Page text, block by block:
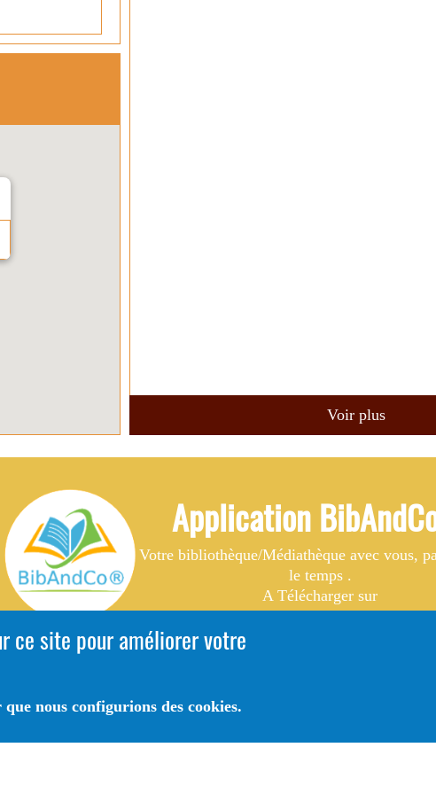
Voir plus
Application
Votre bibliothèque/Médiathèque avec vous,
le temps .
A Télécharger sur
ce site pour améliorer votre
nous configurions des cookies.